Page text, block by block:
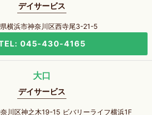
デイサービス
横浜市神奈川区西寺尾3-21-5
045-430-4165
大口
デイサービス
川区神之木19-15 ビバリーライフ横浜1F